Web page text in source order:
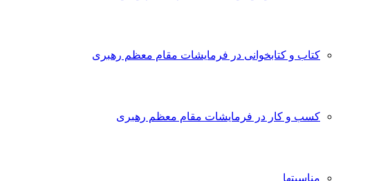
کتاب و کتابخوانی در فرمایشات مقام معظم رهبری
کسب و کار در فرمایشات مقام معظم رهبری
مناسبتها